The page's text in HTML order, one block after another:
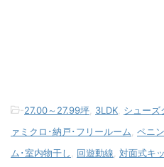
-27.00～27.99坪 3LDK シューズ
ァミクロ･納戸･フリールーム ペニ
ム･室内物干し
回遊動線 対面式キ